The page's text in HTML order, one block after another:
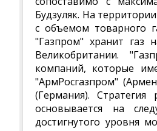
Будзуляк. На
с объемом товарного
"Газпром" хранит газ
Великобритании.
компаний, которые
"АрмРосгазпром"
(Германия).
основывается на
достигнутого уровня